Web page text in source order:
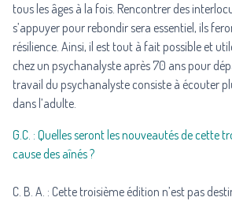
tous les âges à la fois. Rencontrer des
s’appuyer pour rebondir sera essentiel, ils
résilience. Ainsi, il est tout à fait possible et
chez un psychanalyste après 70 ans pour
travail du psychanalyste consiste à écouter
dans l’adulte.
G.C. : Quelles seront les nouveautés de cette
cause des aînés ?
C. B. A. : Cette troisième édition n’est pas